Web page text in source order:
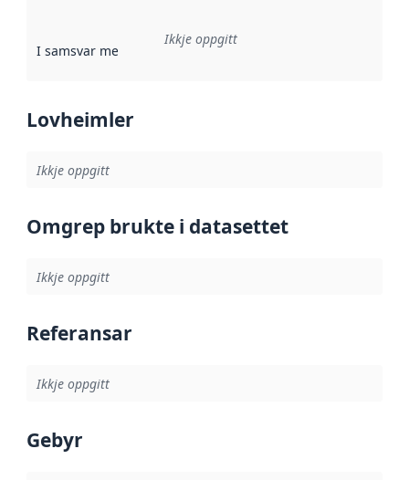
I samsvar med Referanse til ei implementeringsregel eller
Ikkje oppgitt
Lovheimler
Ikkje oppgitt
Omgrep brukte i datasettet
Ikkje oppgitt
Referansar
Ikkje oppgitt
Gebyr